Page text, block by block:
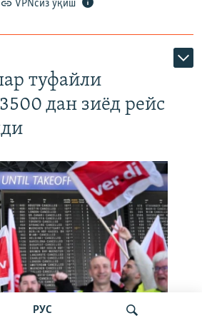
РУС
VPNсиз ўқиш
туфайли
дан зиёд рейс